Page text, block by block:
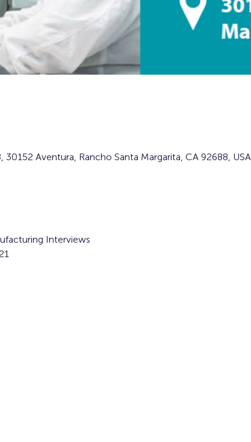
Aventura, Rancho Santa Margarita, CA 92688, USA
Interviews